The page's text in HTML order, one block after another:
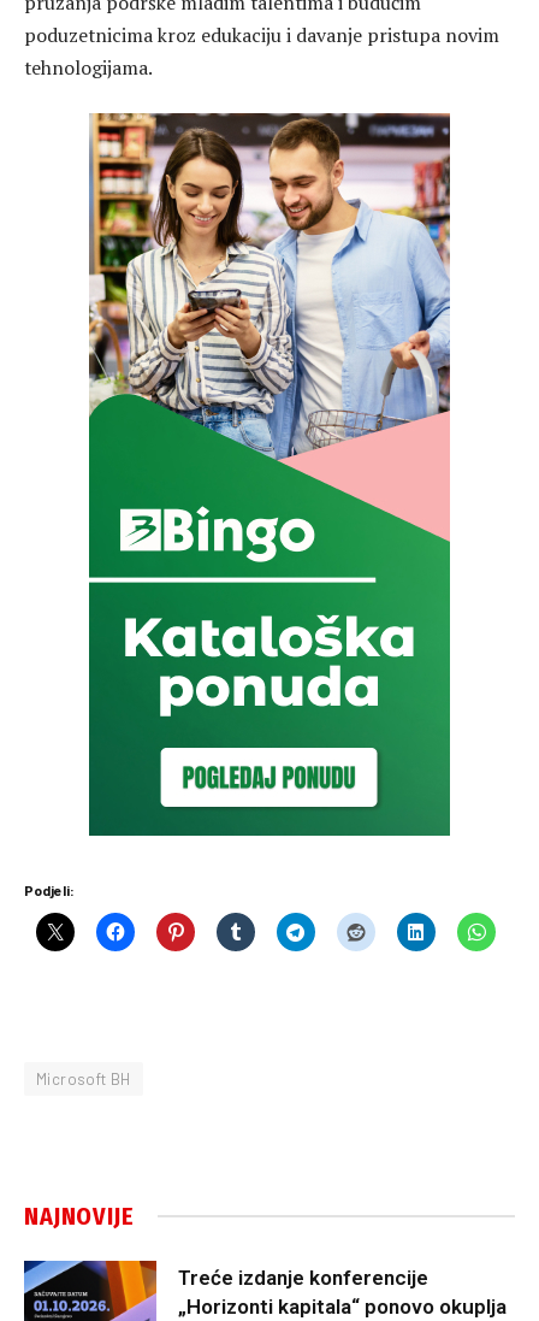
poduzetnicima kroz edukaciju i davanje pristupa novim
tehnologijama.
Podjeli:
Microsoft BH
NAJNOVIJE
Treće izdanje konferencije
„Horizonti kapitala“ ponovo okuplja